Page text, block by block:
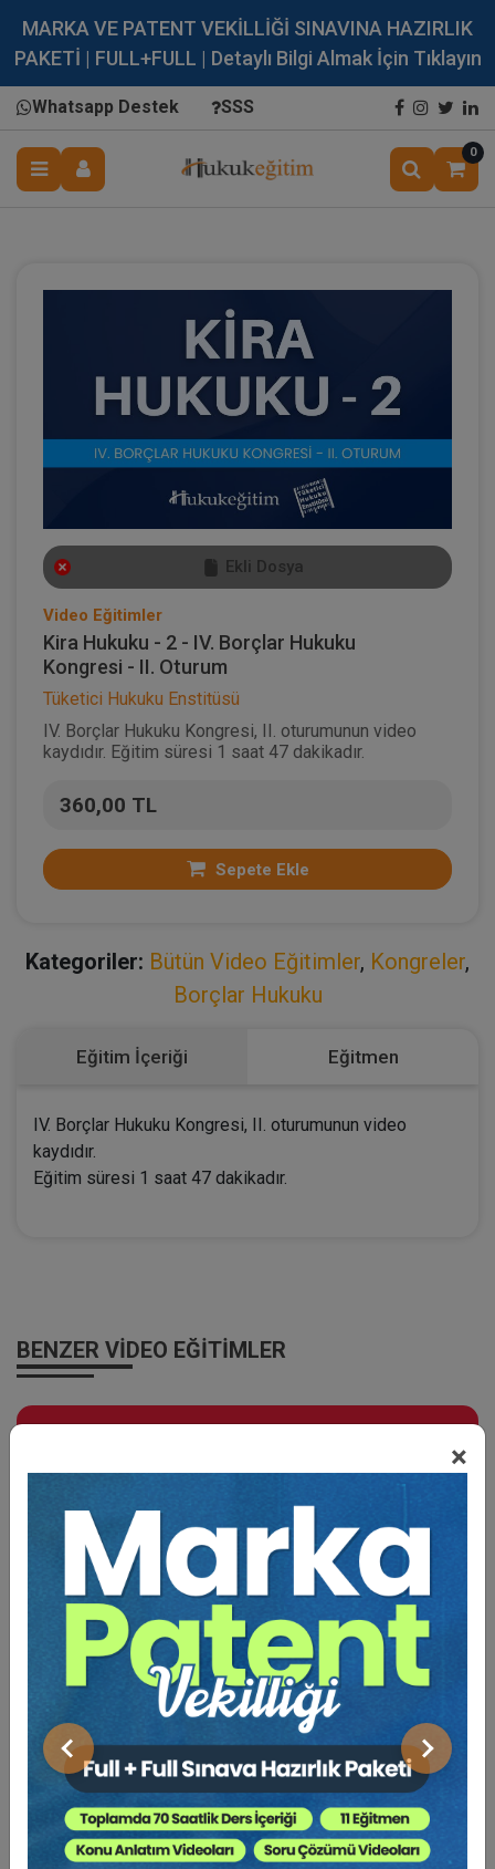
MARKA VE PATENT VEKİLLİĞİ SINAVINA HAZIRLIK
PAKETİ | FULL+FULL | Detaylı Bilgi Almak İçin Tıklayın
Whatsapp Destek SSS
0
×
Önceki Sonraki
Ekli Dosya
Video Eğitimler
Kira Hukuku - 2 - IV. Borçlar Hukuku
Kongresi - II. Oturum
Tüketici Hukuku Enstitüsü
IV. Borçlar Hukuku Kongresi, II. oturumunun video
kaydıdır. Eğitim süresi 1 saat 47 dakikadır.
360,00 TL
Sepete Ekle
Kategoriler: Bütün Video Eğitimler, Kongreler,
Borçlar Hukuku
Eğitim İçeriği Eğitmen
IV. Borçlar Hukuku Kongresi, II. oturumunun video
kaydıdır.
Eğitim süresi 1 saat 47 dakikadır.
BENZER VIDEO EĞITIMLER
Hukuk Eğitim
Borçlar Mevzuatından Kaynaklı Nitelikli
Hesaplamalar Eğitimi (3 Eğitmen - 4 Video)